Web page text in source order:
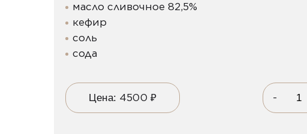
масло сливочное 82,5%
кефир
соль
сода
Цена: 4500 ₽ -